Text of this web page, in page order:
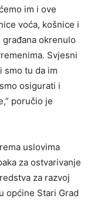
im i ove
voća, košnice i
okrenulo
Svjesni
smo tu da im
osigurati i
poručio je
uslovima
za ostvarivanje
za razvoj
općine Stari Grad